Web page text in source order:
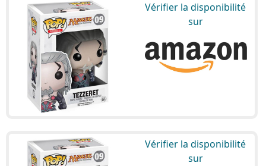
Vérifier la disponibilité
sur
Vérifier la disponibilité
sur